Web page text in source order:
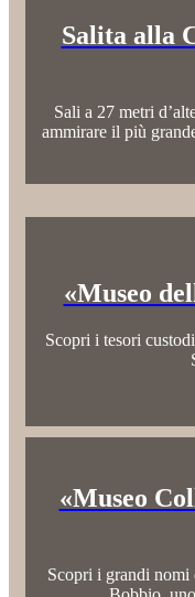
Salita alla
Sali a 27 metri
ammirare il più
«Museo
Scopri i tesori
«Museo
Scopri i grandi nomi